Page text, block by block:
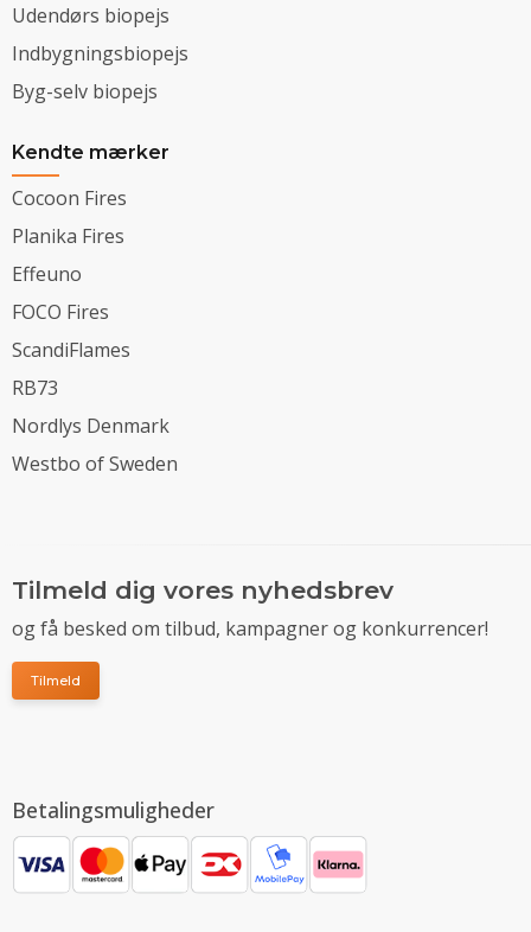
Udendørs biopejs
Indbygningsbiopejs
Byg-selv biopejs
Kendte mærker
Cocoon Fires
Planika Fires
Effeuno
FOCO Fires
ScandiFlames
RB73
Nordlys Denmark
Westbo of Sweden
Tilmeld dig vores nyhedsbrev
og få besked om tilbud, kampagner og konkurrencer!
Tilmeld
Betalingsmuligheder